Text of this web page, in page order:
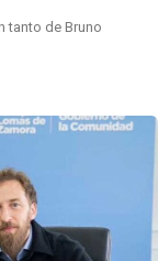
tanto de Bruno